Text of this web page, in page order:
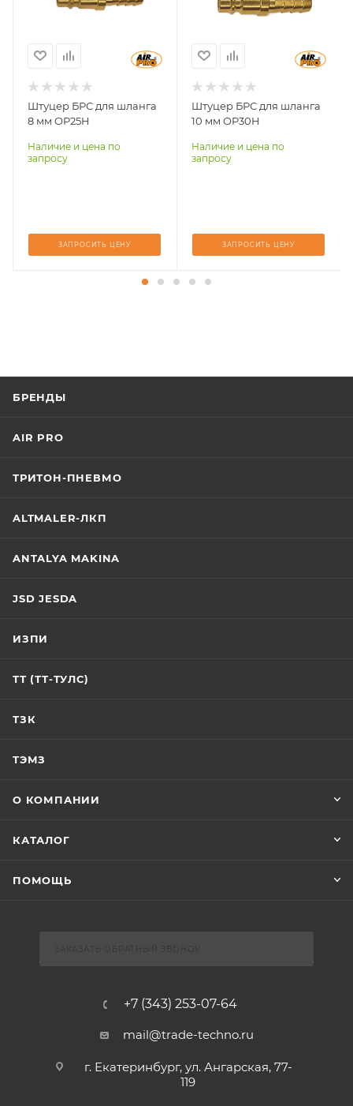
Штуцер БРС для шланга
8 мм OP25H
Наличие и цена по
запросу
ЗАПРОСИТЬ ЦЕНУ
Штуцер БРС для шланга
10 мм OP30H
Наличие и цена по
запросу
ЗАПРОСИТЬ ЦЕНУ
БРЕНДЫ
AIR PRO
ТРИТОН-ПНЕВМО
ALTMALER-ЛКП
ANTALYA MAKINA
JSD JESDA
ИЗПИ
ТТ (ТТ-ТУЛС)
ТЗК
ТЭМЗ
О КОМПАНИИ
КАТАЛОГ
ПОМОЩЬ
+7 (343) 253-07-64
mail@trade-techno.ru
г. Екатеринбург, ул. Ангарская, 77-
119